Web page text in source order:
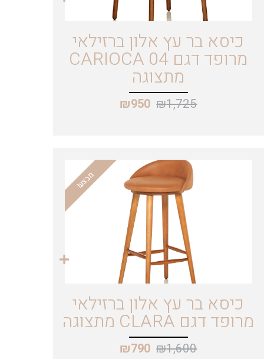
כיסא בר עץ אלון ברזילאי
מרופד דגם CARIOCA 04
מתצוגה
₪1,725
₪950
מבצע!
כיסא בר עץ אלון ברזילאי
מרופד דגם CLARA מתצוגה
₪1,600
₪790